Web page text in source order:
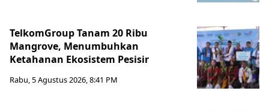
TelkomGroup Tanam 20 Ribu
Mangrove, Menumbuhkan
Ketahanan Ekosistem Pesisir
Rabu, 5 Agustus 2026, 8:41 PM